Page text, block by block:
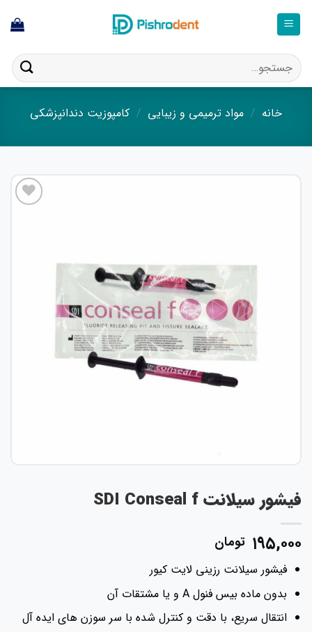
جستجو
برای:
خانه / مواد ترمیمی و زیبایی / کامپوزیت دندانپزشکی
فیشور سیلانت SDI Conseal f
۱۹۵,۰۰۰ تومان
فیشور سیلانت رزینی لایت کیور
بدون ماده بیس فنول A و یا مشتقات آن
انتقال سریع، با دقت و کنترل شده با سر سوزن های ایده آل